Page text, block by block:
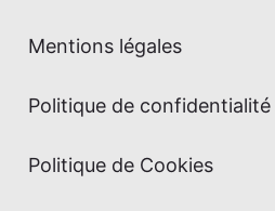
Mentions légales
Politique de confidentialité
Politique de Cookies